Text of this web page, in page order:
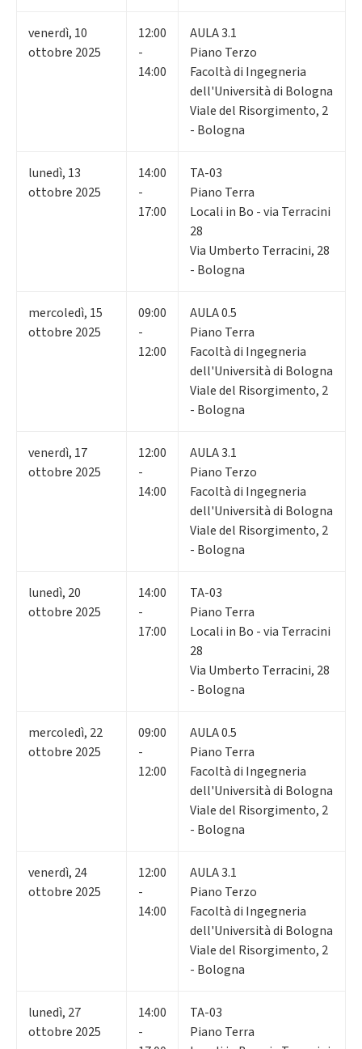
venerdì, 10
ottobre 2025
12:00
-
14:00
AULA 3.1
Piano Terzo
Facoltà di Ingegneria
dell'Università di Bologna
Viale del Risorgimento, 2
- Bologna
lunedì, 13
ottobre 2025
14:00
-
17:00
TA-03
Piano Terra
Locali in Bo - via Terracini
28
Via Umberto Terracini, 28
- Bologna
mercoledì, 15
ottobre 2025
09:00
-
12:00
AULA 0.5
Piano Terra
Facoltà di Ingegneria
dell'Università di Bologna
Viale del Risorgimento, 2
- Bologna
venerdì, 17
ottobre 2025
12:00
-
14:00
AULA 3.1
Piano Terzo
Facoltà di Ingegneria
dell'Università di Bologna
Viale del Risorgimento, 2
- Bologna
lunedì, 20
ottobre 2025
14:00
-
17:00
TA-03
Piano Terra
Locali in Bo - via Terracini
28
Via Umberto Terracini, 28
- Bologna
mercoledì, 22
ottobre 2025
09:00
-
12:00
AULA 0.5
Piano Terra
Facoltà di Ingegneria
dell'Università di Bologna
Viale del Risorgimento, 2
- Bologna
venerdì, 24
ottobre 2025
12:00
-
14:00
AULA 3.1
Piano Terzo
Facoltà di Ingegneria
dell'Università di Bologna
Viale del Risorgimento, 2
- Bologna
lunedì, 27
ottobre 2025
14:00
-
TA-03
Piano Terra